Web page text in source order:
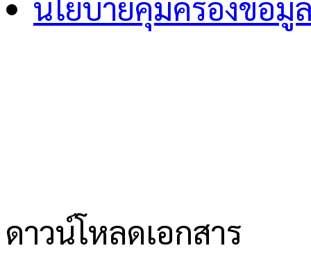
ดาวน์โหลดเอกสาร